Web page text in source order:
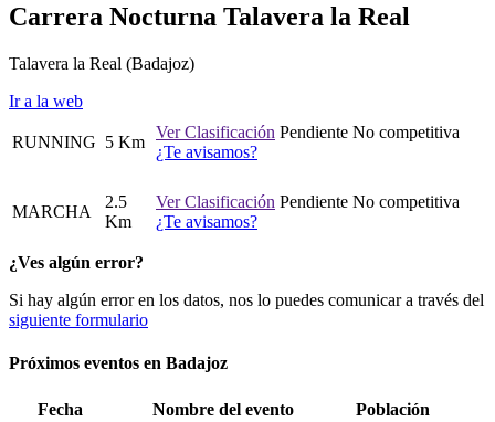
Carrera Nocturna Talavera la Real
Talavera la Real (Badajoz)
Ir a la web
RUNNING 5 Km
Ver Clasificación Pendiente No competitiva
¿Te avisamos?
MARCHA
2.5
Km
Ver Clasificación Pendiente No competitiva
¿Te avisamos?
¿Ves algún error?
Si hay algún error en los datos, nos lo puedes comunicar a través del
siguiente formulario
Próximos eventos en Badajoz
Fecha Nombre del evento
Población